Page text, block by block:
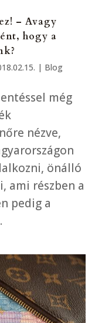
– Avagy
hogy a
| Blog
még
nézve,
önálló
ami részben a
pedig a